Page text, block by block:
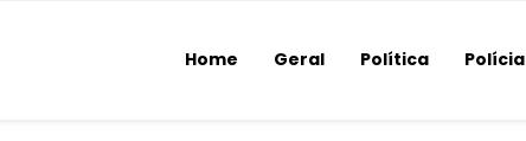
Home Geral Política Polícia